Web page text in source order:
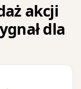
akcji
dla